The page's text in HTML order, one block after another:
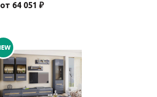
от 64 051 ₽